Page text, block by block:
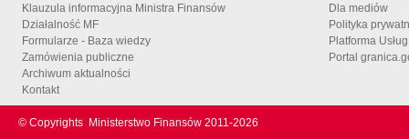
Klauzula informacyjna Ministra Finansów
Działalność MF
Formularze - Baza wiedzy
Zamówienia publiczne
Archiwum aktualności
Kontakt
Dla mediów
Polityka
Platforma
Portal
© Copyrights Ministerstwo Finansów 2011-2026